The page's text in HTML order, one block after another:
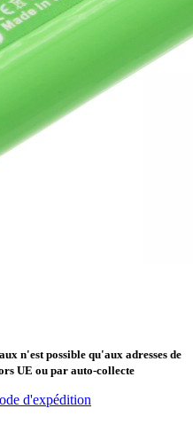
n'est possible qu'aux adresses de
UE ou par auto-collecte
d'expédition